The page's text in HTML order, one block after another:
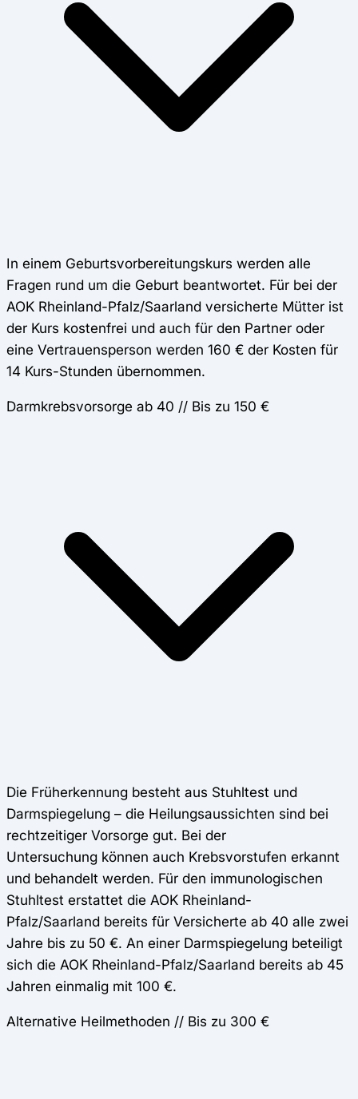
In einem Geburtsvorbereitungskurs werden alle
Fragen rund um die Geburt beantwortet. Für bei der
AOK Rheinland-Pfalz/Saarland versicherte Mütter ist
der Kurs kostenfrei und auch für den Partner oder
eine Vertrauensperson werden 160 € der Kosten für
14 Kurs-Stunden übernommen.
Darmkrebsvorsorge ab 40 // Bis zu 150 €
Die Früherkennung besteht aus Stuhltest und
Darmspiegelung – die Heilungsaussichten sind bei
rechtzeitiger Vorsorge gut. Bei der
Untersuchung können auch Krebsvorstufen erkannt
und behandelt werden. Für den immunologischen
Stuhltest erstattet die AOK Rheinland-
Pfalz/Saarland bereits für Versicherte ab 40 alle zwei
Jahre bis zu 50 €. An einer Darmspiegelung beteiligt
sich die AOK Rheinland-Pfalz/Saarland bereits ab 45
Jahren einmalig mit 100 €.
Alternative Heilmethoden // Bis zu 300 €